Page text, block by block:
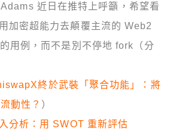
近日在推特上呼籲，希望看
加密超能力去顛覆主流的 Web2
用例，而不是別不停地 fork（分
終於武裝「聚合功能」：將
動性？ ）
分析：用 SWOT 重新評估